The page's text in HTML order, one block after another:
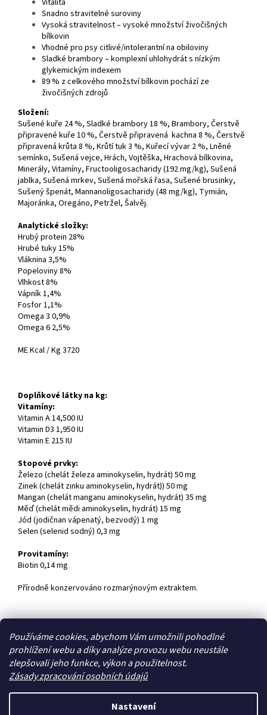
Používáme cookies, abychom Vám umožnili pohodlné
prohlížení webu a díky analýze provozu webu neustále
zlepšovali jeho funkce, výkon a použitelnost.
Zásady zpracování osobních údajů
Nastavení
Vitalita
Snadno stravitelné suroviny
Vysoká stravitelnost – vysoké množství živočišných
bílkovin
Vhodné pro psy citlivé/intolerantní na obiloviny
Sladké brambory – komplexní uhlohydrát s nízkým
glykemickým indexem
89 % z celkového množství bílkovin pochází ze
živočišných zdrojů
Složení:
Sušené kuře 24 %, Sladké brambory 18 %, Brambory, Čerstvě
připravené kuře 10 %, Čerstvě připravená kachna 8 %, Čerstvě
připravená krůta 8 %, Krůtí tuk 3 %, Kuřecí vývar 2 %, Lněné
semínko, Sušená vejce, Hrách, Vojtěška, Hrachová bílkovina,
Minerály, Vitamíny, Fructooligosacharidy (192 mg/kg), Sušená
jablka, Sušená mrkev, Sušená mořská řasa, Sušené brusinky,
Sušený špenát, Mannanoligosacharidy (48 mg/kg), Tymián,
Majoránka, Oregáno, Petržel, Šalvěj.
Analytické složky:
Hrubý protein 28%
Hrubé tuky 15%
Vláknina 3,5%
Popeloviny 8%
Vlhkost 8%
Vápník 1,4%
Fosfor 1,1%
Omega 3 0,9%
Omega 6 2,5%
ME Kcal / Kg 3720
Doplňkové látky na kg:
Vitamíny:
Vitamin A 14,500 IU
Vitamin D3 1,950 IU
Vitamin E 215 IU
Stopové prvky:
Železo (chelát železa aminokyselin, hydrát) 50 mg
Zinek (chelát zinku aminokyselin, hydrát)) 50 mg
Mangan (chelát manganu aminokyselin, hydrát) 35 mg
Měď (chelát mědi aminokyselin, hydrát) 15 mg
Jód (jodičnan vápenatý, bezvodý) 1 mg
Selen (selenid sodný) 0,3 mg
Provitamíny:
Biotin 0,14 mg
Přírodně konzervováno rozmarýnovým extraktem.
Zboží.cz Heureka.cz
Vytvořil Shoptet